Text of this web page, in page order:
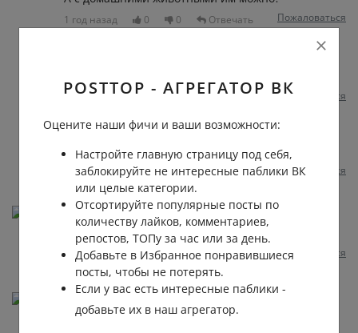
1 год назад 0 0 Отвечать Пожаловаться
1 год назад 0 0 Пожаловаться
Андрей Киров
Дмитрий, не посягай на традиции
1 год назад 0 0 Пожаловаться
Владимир Николаев
Маразм крепчал...
1 год назад 0 0 Отвечать Пожаловаться
Кирилл Булавин
Потому что не женатые парочки на 1 ночь это в
POSTTOP - АГРЕГАТОР ВК
Оцените наши фичи и ваши возможности:
Настройте главную страницу под себя,
заблокируйте не интересные паблики ВК
или целые категории.
Отсортируйте популярные посты по
количеству лайков, комментариев,
репостов, ТОПу за час или за день.
Добавьте в Избранное понравившиеся
посты, чтобы не потерять.
Если у вас есть интересные паблики -
добавьте их в наш агрегатор.